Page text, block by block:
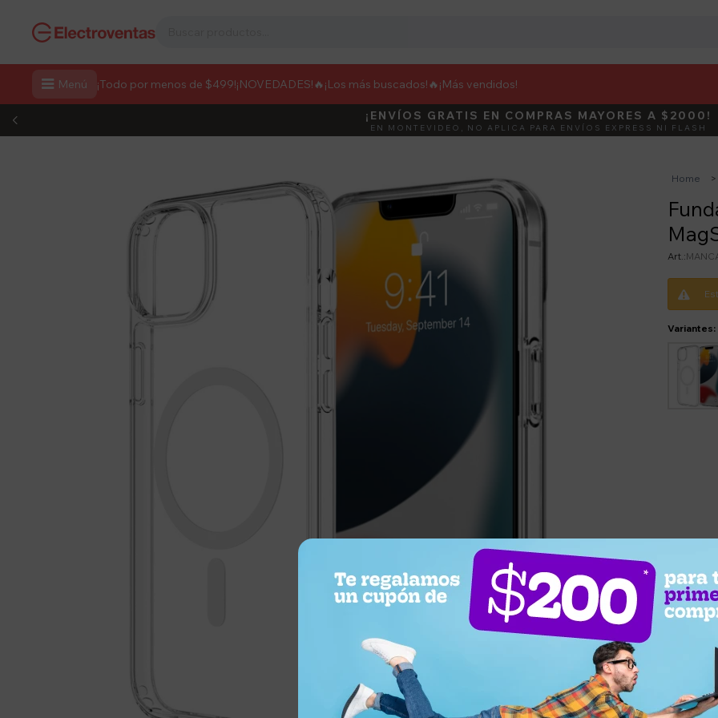
 Menú ¡Todo por menos de $499!¡NOVEDADES! 🔥¡Los más buscados!🔥 ¡Más vendidos!
DEBUT ACTIVÁ
¡ENVÍOS GRATIS EN COMPRAS MAYORES A $2000!
EN MONTEVIDEO, NO APLICA PARA ENVÍOS EXPRESS NI FLASH
Home
Variantes: